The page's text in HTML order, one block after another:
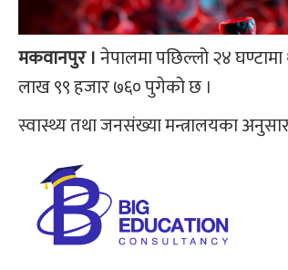
मकवानपुर ।नेपालमा पछिल्लो २४
लाख ९९ हजार ७६० पुगेको छ ।
स्वास्थ्य तथा जनसंख्या मन्त्रालयका